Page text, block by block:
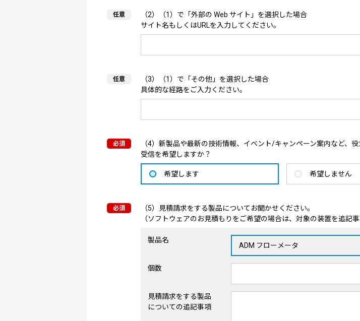
（2）（1）で「外部の Web サイト」を選択した場合
サイト名もしくはURLを入力してください。
（3）（1）で「その他」を選択した場合
具体的な経路をご入力ください。
（4）新製品や最新の技術情報、イベント/キャンペーン案内など、
受信を希望しますか？
希望します 希望しません
（5）見積請求をする製品についてお聞かせください。
（ソフトウェアのお見積もりをご希望の場合は、対象の装置を追記
製品名
個数
見積請求をする製品
についての追記事項